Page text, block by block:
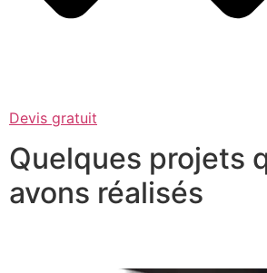
Devis gratuit
Quelques projets
avons réalisés